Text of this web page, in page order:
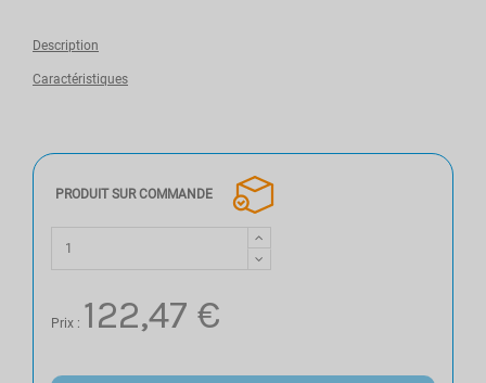
Description
Caractéristiques
PRODUIT SUR COMMANDE
Prix : 122,47 €